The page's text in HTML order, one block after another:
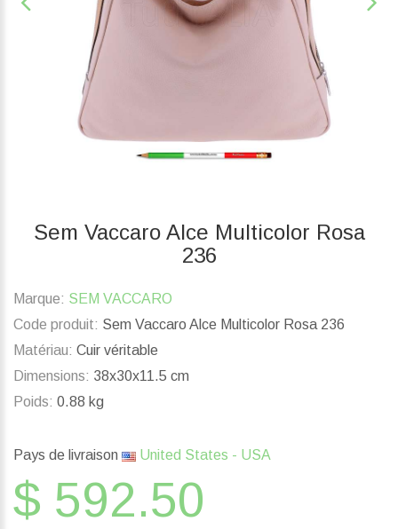
Sem Vaccaro Alce Multicolor Rosa
236
Marque: SEM VACCARO
Code produit: Sem Vaccaro Alce Multicolor Rosa 236
Matériau: Cuir véritable
Dimensions: 38x30x11.5 cm
Poids: 0.88 kg
Pays de livraison United States - USA
$ 592.50